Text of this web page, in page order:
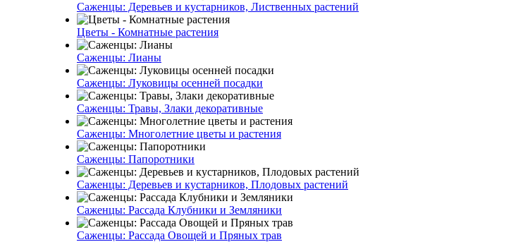
Саженцы: Деревьев и кустарников, Лиственных растений
Цветы - Комнатные растения
Саженцы: Лианы
Саженцы: Луковицы осенней посадки
Саженцы: Травы, Злаки декоративные
Саженцы: Многолетние цветы и растения
Саженцы: Папоротники
Саженцы: Деревьев и кустарников, Плодовых растений
Саженцы: Рассада Клубники и Земляники
Саженцы: Рассада Овощей и Пряных трав